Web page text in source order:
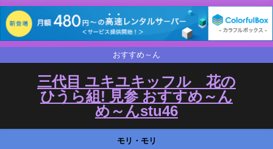
おすすめ～ん
三代目 ユキユキッフル 花の
ひうら組! 見参 おすすめ～ん
め～んstu46
モリ・モリ